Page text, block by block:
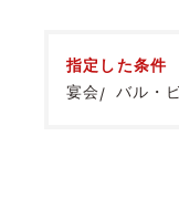
指定した条件
宴会
バル・